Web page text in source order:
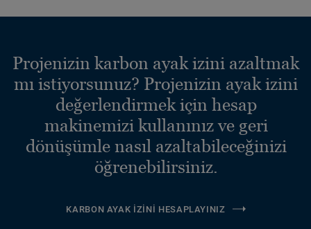
Projenizin karbon ayak izini azaltmak
mı istiyorsunuz? Projenizin ayak izini
değerlendirmek için hesap
makinemizi kullanınız ve geri
dönüşümle nasıl azaltabileceğinizi
öğrenebilirsiniz.
KARBON AYAK İZINI HESAPLAYINIZ